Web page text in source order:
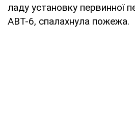
ладу установку первинної
АВТ-6, спалахнула пожежа.